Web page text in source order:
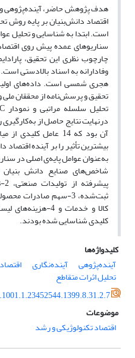
هدف پژوهش حاضر، آینده‌پژوهی
اقتصاد دانش‌بنیان بر پایه روش
است. ابتدا به شناسایی و تحلیل
سناریوهای عمده پیش روی
چارچوب نظری این تحقیق،
هجری شمسی است. داده‌های
تحقیق و پرسش‌نامه از محققان ملی
درنهایت نتایج حاصل از
بیشترین تأثیر را بر آینده
به‌عنوان عوامل پایه‌ی اصلی در
ثبت‌شده، 3-سهم صادرات
کالا و خدمات و 4-
کلیدی شناسایی شده بودند.
کلیدواژه‌ها
آینده‌پژوهی
آینده‌نگاری
تحلیل اثرات متقاطع
موضوعات
اقتصاد تکنولوژیکی و رشد